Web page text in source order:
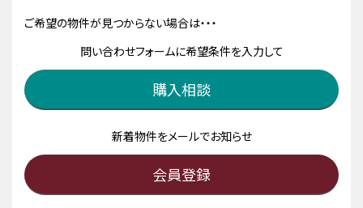
ご希望の物件が見つからない場合は・・・
問い合わせフォームに希望条件を入力して
購入相談
新着物件をメールでお知らせ
会員登録